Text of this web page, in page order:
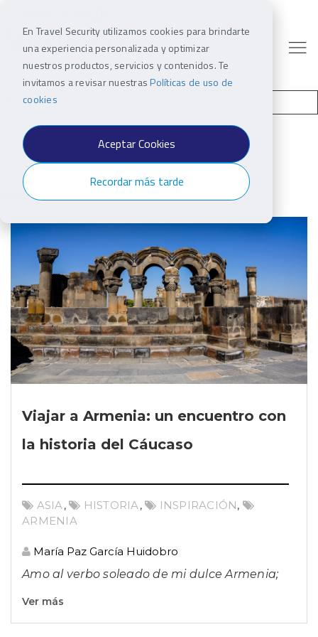
En Travel Security utilizamos cookies para brindarte
una experiencia personalizada y optimizar
nuestros productos, servicios y contenidos. Te
invitamos a revisar nuestrasPolíticas de uso de
cookies
Aceptar Cookies
Recordar más tarde
Viajar a Armenia: un encuentro con
la historia del Cáucaso
ASIA, HISTORIA, INSPIRACIÓN,
ARMENIA
María Paz García Huidobro
Amo al verbo soleado de mi dulce Armenia;
Ver más